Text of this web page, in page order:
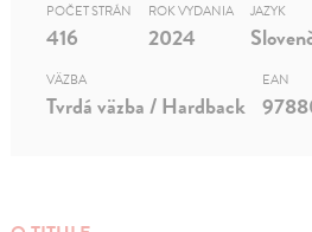
POČET STRÁN
416
ROK VYDANIA
2024
JAZYK
VÄZBA
Tvrdá väzba / Hardback
EAN